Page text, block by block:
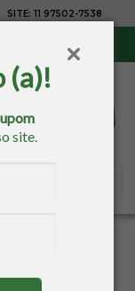
(a)!
site.
SITE: 11 97502-7538